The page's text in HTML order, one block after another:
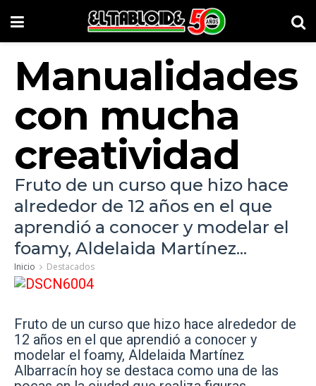
Manualidades
con mucha
creatividad
Fruto de un curso que hizo hace
alrededor de 12 años en el que
aprendió a conocer y modelar el
foamy, Aldelaida Martínez...
Inicio Destacados
Fruto de un curso que hizo hace alrededor de
12 años en el que aprendió a conocer y
modelar el foamy, Aldelaida Martínez
Albarracín hoy se destaca como una de las